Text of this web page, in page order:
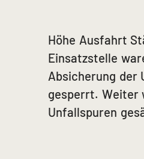
Höhe Ausfahrt
Einsatzstelle
Absicherung der
gesperrt. Weiter
Unfallspuren